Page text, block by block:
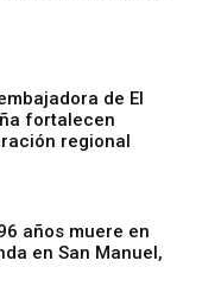
de El
fortalecen
regional
años muere en
en San Manuel,